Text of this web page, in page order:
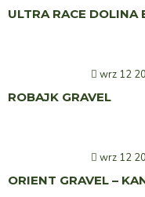
ULTRA RACE DOLINA
wrz 12
ROBAJK GRAVEL
wrz 12
ORIENT GRAVEL –